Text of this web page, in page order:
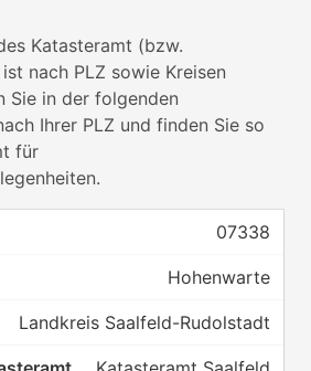
Katasteramt (bzw.
nach PLZ sowie Kreisen
Sie in der folgenden
Ihrer PLZ und finden Sie so
für
07338
Hohenwarte
Landkreis Saalfeld-Rudolstadt